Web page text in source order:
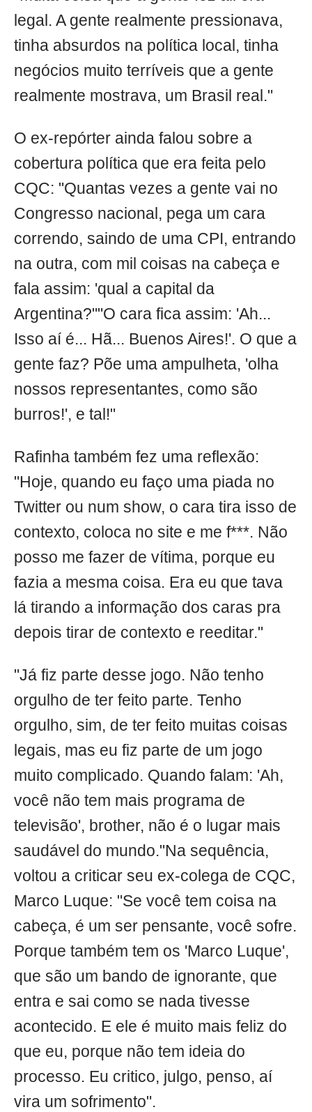
legal. A gente realmente pressionava,
tinha absurdos na política local, tinha
negócios muito terríveis que a gente
realmente mostrava, um Brasil real."
O ex-repórter ainda falou sobre a
cobertura política que era feita pelo
CQC: "Quantas vezes a gente vai no
Congresso nacional, pega um cara
correndo, saindo de uma CPI, entrando
na outra, com mil coisas na cabeça e
fala assim: 'qual a capital da
Argentina?""O cara fica assim: 'Ah...
Isso aí é... Hã... Buenos Aires!'. O que a
gente faz? Põe uma ampulheta, 'olha
nossos representantes, como são
burros!', e tal!"
Rafinha também fez uma reflexão:
"Hoje, quando eu faço uma piada no
Twitter ou num show, o cara tira isso de
contexto, coloca no site e me f***. Não
posso me fazer de vítima, porque eu
fazia a mesma coisa. Era eu que tava
lá tirando a informação dos caras pra
depois tirar de contexto e reeditar."
"Já fiz parte desse jogo. Não tenho
orgulho de ter feito parte. Tenho
orgulho, sim, de ter feito muitas coisas
legais, mas eu fiz parte de um jogo
muito complicado. Quando falam: 'Ah,
você não tem mais programa de
televisão', brother, não é o lugar mais
saudável do mundo."Na sequência,
voltou a criticar seu ex-colega de CQC,
Marco Luque: "Se você tem coisa na
cabeça, é um ser pensante, você sofre.
Porque também tem os 'Marco Luque',
que são um bando de ignorante, que
entra e sai como se nada tivesse
acontecido. E ele é muito mais feliz do
que eu, porque não tem ideia do
processo. Eu critico, julgo, penso, aí
vira um sofrimento".